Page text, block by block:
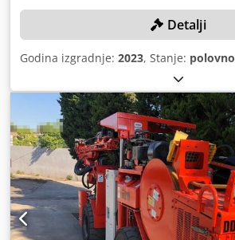
Detalji
Godina izgradnje: 2023, Stanje: polovno